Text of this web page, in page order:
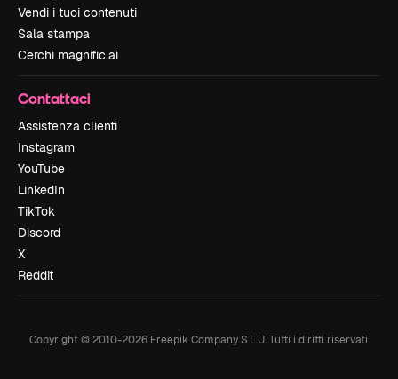
Vendi i tuoi contenuti
Sala stampa
Cerchi magnific.ai
Contattaci
Assistenza clienti
Instagram
YouTube
LinkedIn
TikTok
Discord
X
Reddit
Copyright © 2010-2026Freepik Company S.L.U. Tutti i diritti riservati.